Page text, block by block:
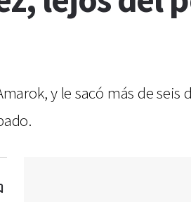
y le sacó más de seis